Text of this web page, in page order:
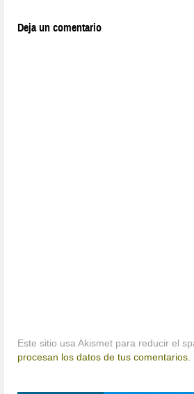
Deja un comentario
Este sitio usa Akismet para reducir el
procesan los datos de tus comentarios.